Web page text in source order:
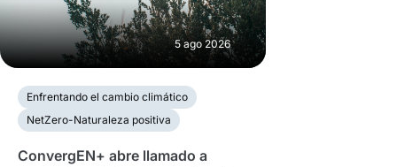
5 ago 2026
Enfrentando el cambio climático
NetZero-Naturaleza positiva
ConvergEN+ abre llamado a